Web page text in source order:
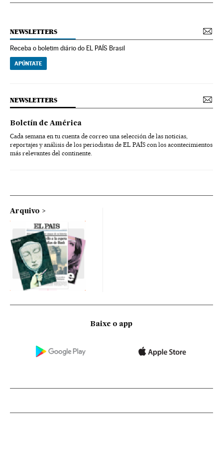
NEWSLETTERS
Receba o boletim diário do EL PAÍS Brasil
APÚNTATE
NEWSLETTERS
Boletín de América
Cada semana en tu cuenta de correo una selección de las noticias,
reportajes y análisis de los periodistas de EL PAÍS con los acontecimientos
más relevantes del continente.
Arquivo
Baixe o app